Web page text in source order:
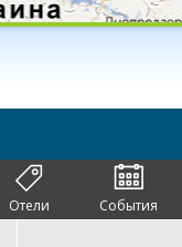
Отели События